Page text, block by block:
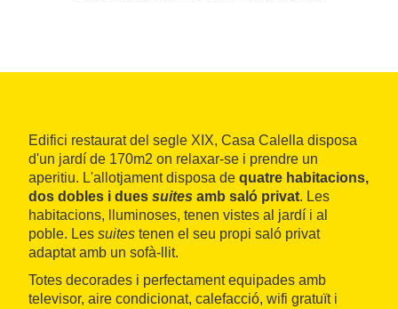
Edifici restaurat del segle XIX, Casa Calella disposa
d'un jardí de 170m2 on relaxar-se i prendre un
aperitiu. L'allotjament disposa de quatre habitacions,
dos dobles i dues suites amb saló privat. Les
habitacions, lluminoses, tenen vistes al jardí i al
poble. Les suites tenen el seu propi saló privat
adaptat amb un sofà-llit.
Totes decorades i perfectament equipades amb
televisor, aire condicionat, calefacció, wifi gratuït i